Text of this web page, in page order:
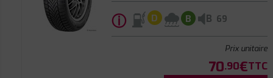
ⓘ D B B 69
Prix unitaire
70.90€TTC